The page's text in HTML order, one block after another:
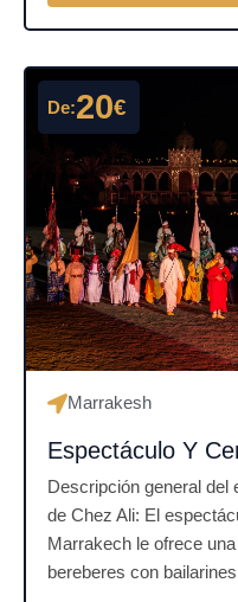
De:20€
Marrakesh
Espectáculo Y
Descripción general del
de Chez Ali: El
Marrakech le ofrece
bereberes con